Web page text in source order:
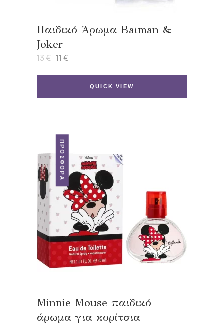
Παιδικό Άρωμα Batman &
Joker
13€ Original
was:
11 €
τιμή
QUICK VIEW
ΠΡΟΣΦΟΡΆ
Minnie Mouse παιδικό
άρωμα για κορίτσια